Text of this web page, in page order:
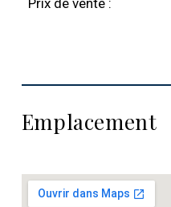
Prix de vente :
Emplacement